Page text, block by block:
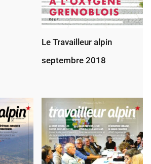
Le Travailleur alpin
septembre 2018